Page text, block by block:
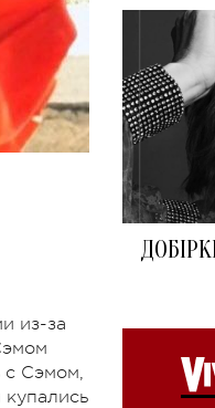
из-за
с Сэмом,